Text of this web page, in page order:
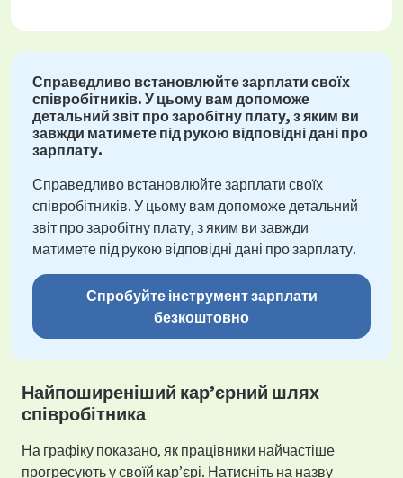
Справедливо встановлюйте зарплати своїх
співробітників. У цьому вам допоможе
детальний звіт про заробітну плату, з яким ви
завжди матимете під рукою відповідні дані про
зарплату.
Справедливо встановлюйте зарплати своїх
співробітників. У цьому вам допоможе детальний
звіт про заробітну плату, з яким ви завжди
матимете під рукою відповідні дані про зарплату.
Спробуйте інструмент зарплати
безкоштовно
Найпоширеніший кар’єрний шлях
співробітника
На графіку показано, як працівники найчастіше
прогресують у своїй кар’єрі. Натисніть на назву